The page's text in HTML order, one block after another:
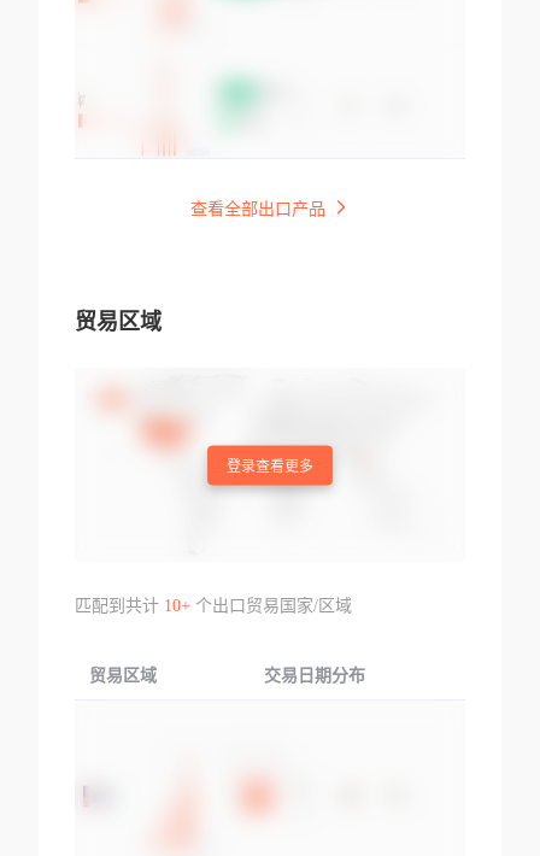
查看全部出口产品
贸易区域
登录查看更多
匹配到共计 10+个出口贸易国家/区域
贸易区域 交易日期分布